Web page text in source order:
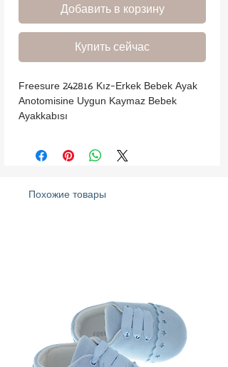
Добавить в корзину
Купить сейчас
Freesure 242816 Kız-Erkek Bebek Ayak
Anotomisine Uygun Kaymaz Bebek
Ayakkabısı
Похожие товары